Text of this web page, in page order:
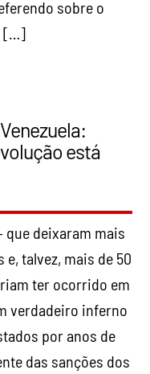
sobre o
[…]
está
que deixaram mais
talvez, mais de 50
ter ocorrido em
verdadeiro inferno
por anos de
das sanções dos